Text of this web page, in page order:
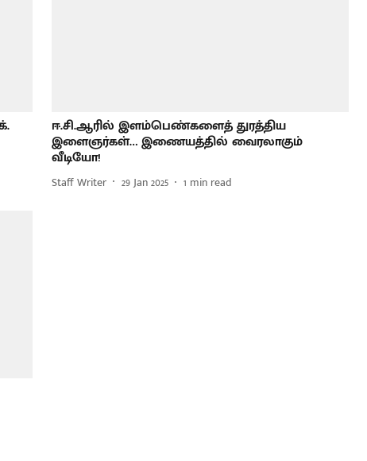
ஈ.சி.ஆரில் இளம்பெண்களைத் துரத்திய
இளைஞர்கள்… இணையத்தில் வைரலாகும்
வீடியோ!
Staff Writer 29 Jan 2025 1 min read